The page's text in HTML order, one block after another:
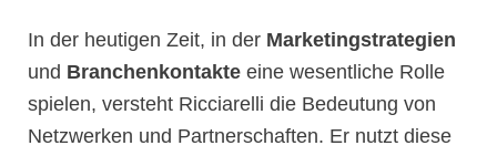
In der heutigen Zeit, in der Marketingstrategien
und Branchenkontakte eine wesentliche Rolle
spielen, versteht Ricciarelli die Bedeutung von
Netzwerken und Partnerschaften. Er nutzt diese